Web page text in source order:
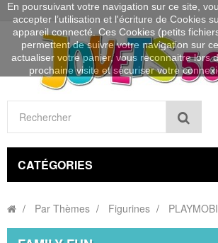
CATÉGORIES
Par Thèmes Figurines
En poursuivant votre navigation sur ce site,
accepter l’utilisation et l'écriture de Cookies
appareil connecté. Ces Cookies (petits
permettent de suivre votre navigation sur ce
actualiser votre panier, vous reconnaitre lors
prochaine visite et sécuriser votre